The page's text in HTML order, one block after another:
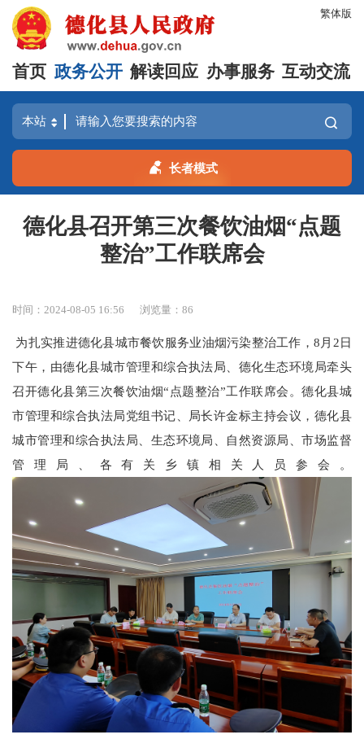
繁体版
首页 政务公开 解读回应 办事服务 互动交流
长者模式
德化县召开第三次餐饮油烟“点题
整治”工作联席会
时间：2024-08-05 16:56 浏览量：86
为扎实推进德化县城市餐饮服务业油烟污染整治工作，8月2日
下午，由德化县城市管理和综合执法局、德化生态环境局牵头
召开德化县第三次餐饮油烟“点题整治”工作联席会。德化县城
市管理和综合执法局党组书记、局长许金标主持会议，德化县
城市管理和综合执法局、生态环境局、自然资源局、市场监督
管理局、各有关乡镇相关人员参会。